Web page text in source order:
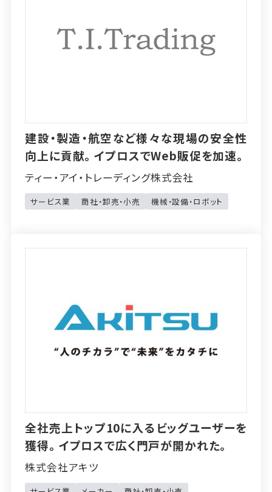
建設・製造・航空など様々な現場の安全性
向上に貢献。イプロスでWeb販促を加速。
ティー・アイ・トレーディング株式会社
サービス業 商社・卸売・小売 機械・設備・ロボット
全社売上トップ10に入るビッグユーザーを
獲得。イプロスで広く門戸が開かれた。
株式会社アキツ